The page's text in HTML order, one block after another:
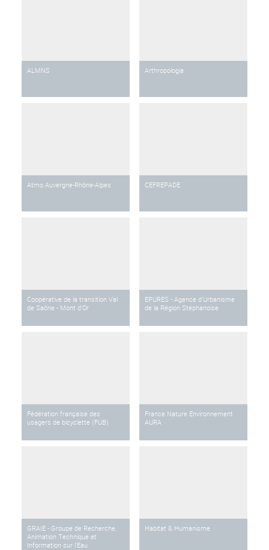
ALMNS Arthropologia
Atmo Auvergne-Rhône-Alpes CEFREPADE
Coopérative de la transition Val
de Saône - Mont d'Or
EPURES - Agence d'Urbanisme
de la Région Stéphanoise
Fédération française des
usagers de bicyclette (FUB)
France Nature Environnement
AURA
GRAIE - Groupe de Recherche,
Animation Technique et
Information sur l'Eau
Habitat & Humanisme